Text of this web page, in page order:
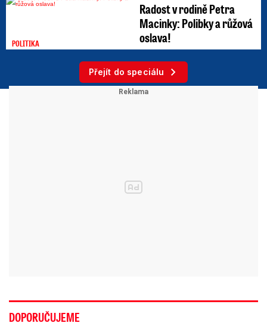
POLITIKA
Radost v rodině Petra
Macinky: Polibky a růžová
oslava!
Přejít do speciálu
DOPORUČUJEME